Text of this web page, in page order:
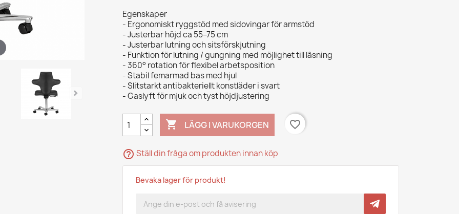
Egenskaper
- Ergonomiskt ryggstöd med sidovingar för armstöd
- Justerbar höjd ca 55–75 cm
- Justerbar lutning och sitsförskjutning
- Funktion för lutning / gungning med möjlighet till låsning
- 360° rotation för flexibel arbetsposition
- Stabil femarmad bas med hjul
- Slitstarkt antibakteriellt konstläder i svart
- Gaslyft för mjuk och tyst höjdjustering
 LÄGG I VARUKORGEN favorite_border
help_outline Ställ din fråga om produkten innan köp
Bevaka lager för produkt!